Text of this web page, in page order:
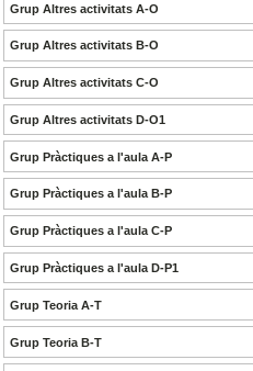
Grup Altres activitats A-O
Grup Altres activitats B-O
Grup Altres activitats C-O
Grup Altres activitats D-O1
Grup Pràctiques a l'aula A-P
Grup Pràctiques a l'aula B-P
Grup Pràctiques a l'aula C-P
Grup Pràctiques a l'aula D-P1
Grup Teoria A-T
Grup Teoria B-T